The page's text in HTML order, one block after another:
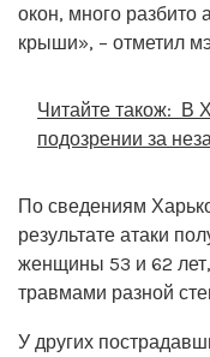
окон, много
крыши», – отметил
Читайте також: В
подозрении за
По сведениям
результате атаки
женщины 53 и 62
травмами разной
У других